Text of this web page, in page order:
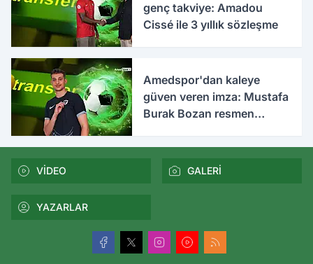
genç takviye: Amadou
Cissé ile 3 yıllık sözleşme
Amedspor'dan kaleye
güven veren imza: Mustafa
Burak Bozan resmen
VİDEO GALERİ
YAZARLAR